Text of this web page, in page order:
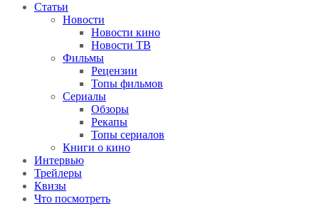
Статьи
Новости
Новости кино
Новости ТВ
Фильмы
Рецензии
Топы фильмов
Сериалы
Обзоры
Рекапы
Топы сериалов
Книги о кино
Интервью
Трейлеры
Квизы
Что посмотреть